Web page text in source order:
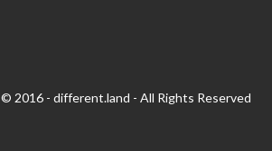
© 2016 - different.land - All Rights Reserved